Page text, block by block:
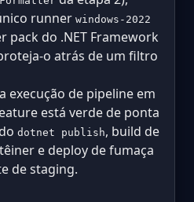
runner windows-2022
pack do .NET Framework
o atrás de um filtro
execução de pipeline em
está verde de ponta
dotnet publish, build de
e deploy de fumaça
de staging.